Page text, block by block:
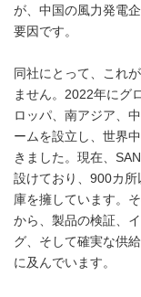
が、中国の風力発電
要因です。
同社にとって、これ
ません。2022年にグ
ロッパ、南アジア、
ームを設立し、世界
きました。現在、
設けており、900カ
庫を擁しています。
から、製品の検証、
グ、そして確実な供
に及んでいます。